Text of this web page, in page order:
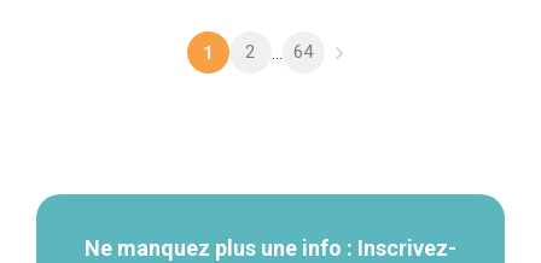
1 2 ... 64
Ne manquez plus une info : Inscrivez-